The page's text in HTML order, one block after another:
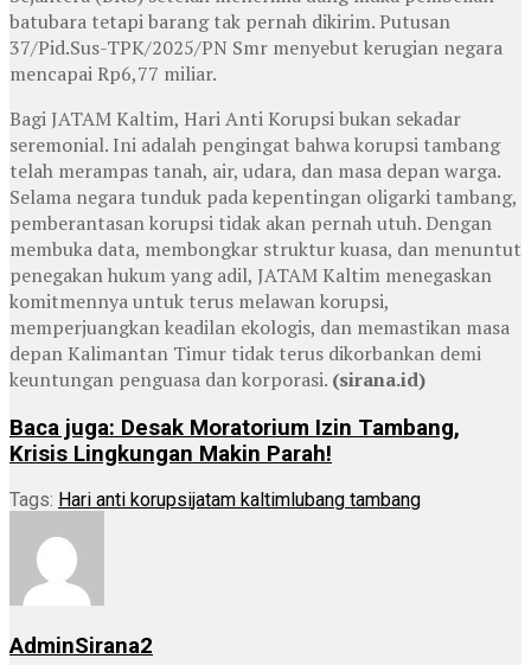
batubara tetapi barang tak pernah dikirim. Putusan
37/Pid.Sus-TPK/2025/PN Smr menyebut kerugian negara
mencapai Rp6,77 miliar.
Bagi JATAM Kaltim, Hari Anti Korupsi bukan sekadar
seremonial. Ini adalah pengingat bahwa korupsi tambang
telah merampas tanah, air, udara, dan masa depan warga.
Selama negara tunduk pada kepentingan oligarki tambang,
pemberantasan korupsi tidak akan pernah utuh. Dengan
membuka data, membongkar struktur kuasa, dan menuntut
penegakan hukum yang adil, JATAM Kaltim menegaskan
komitmennya untuk terus melawan korupsi,
memperjuangkan keadilan ekologis, dan memastikan masa
depan Kalimantan Timur tidak terus dikorbankan demi
keuntungan penguasa dan korporasi. (sirana.id)
Baca juga: Desak Moratorium Izin Tambang,
Krisis Lingkungan Makin Parah!
Tags: Hari anti korupsijatam kaltim lubang tambang
AdminSirana2